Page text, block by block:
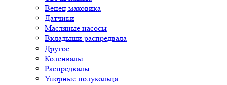
Венец маховика
Датчики
Масляные насосы
Вкладыши распредвала
Другое
Коленвалы
Распредвалы
Упорные полукольца